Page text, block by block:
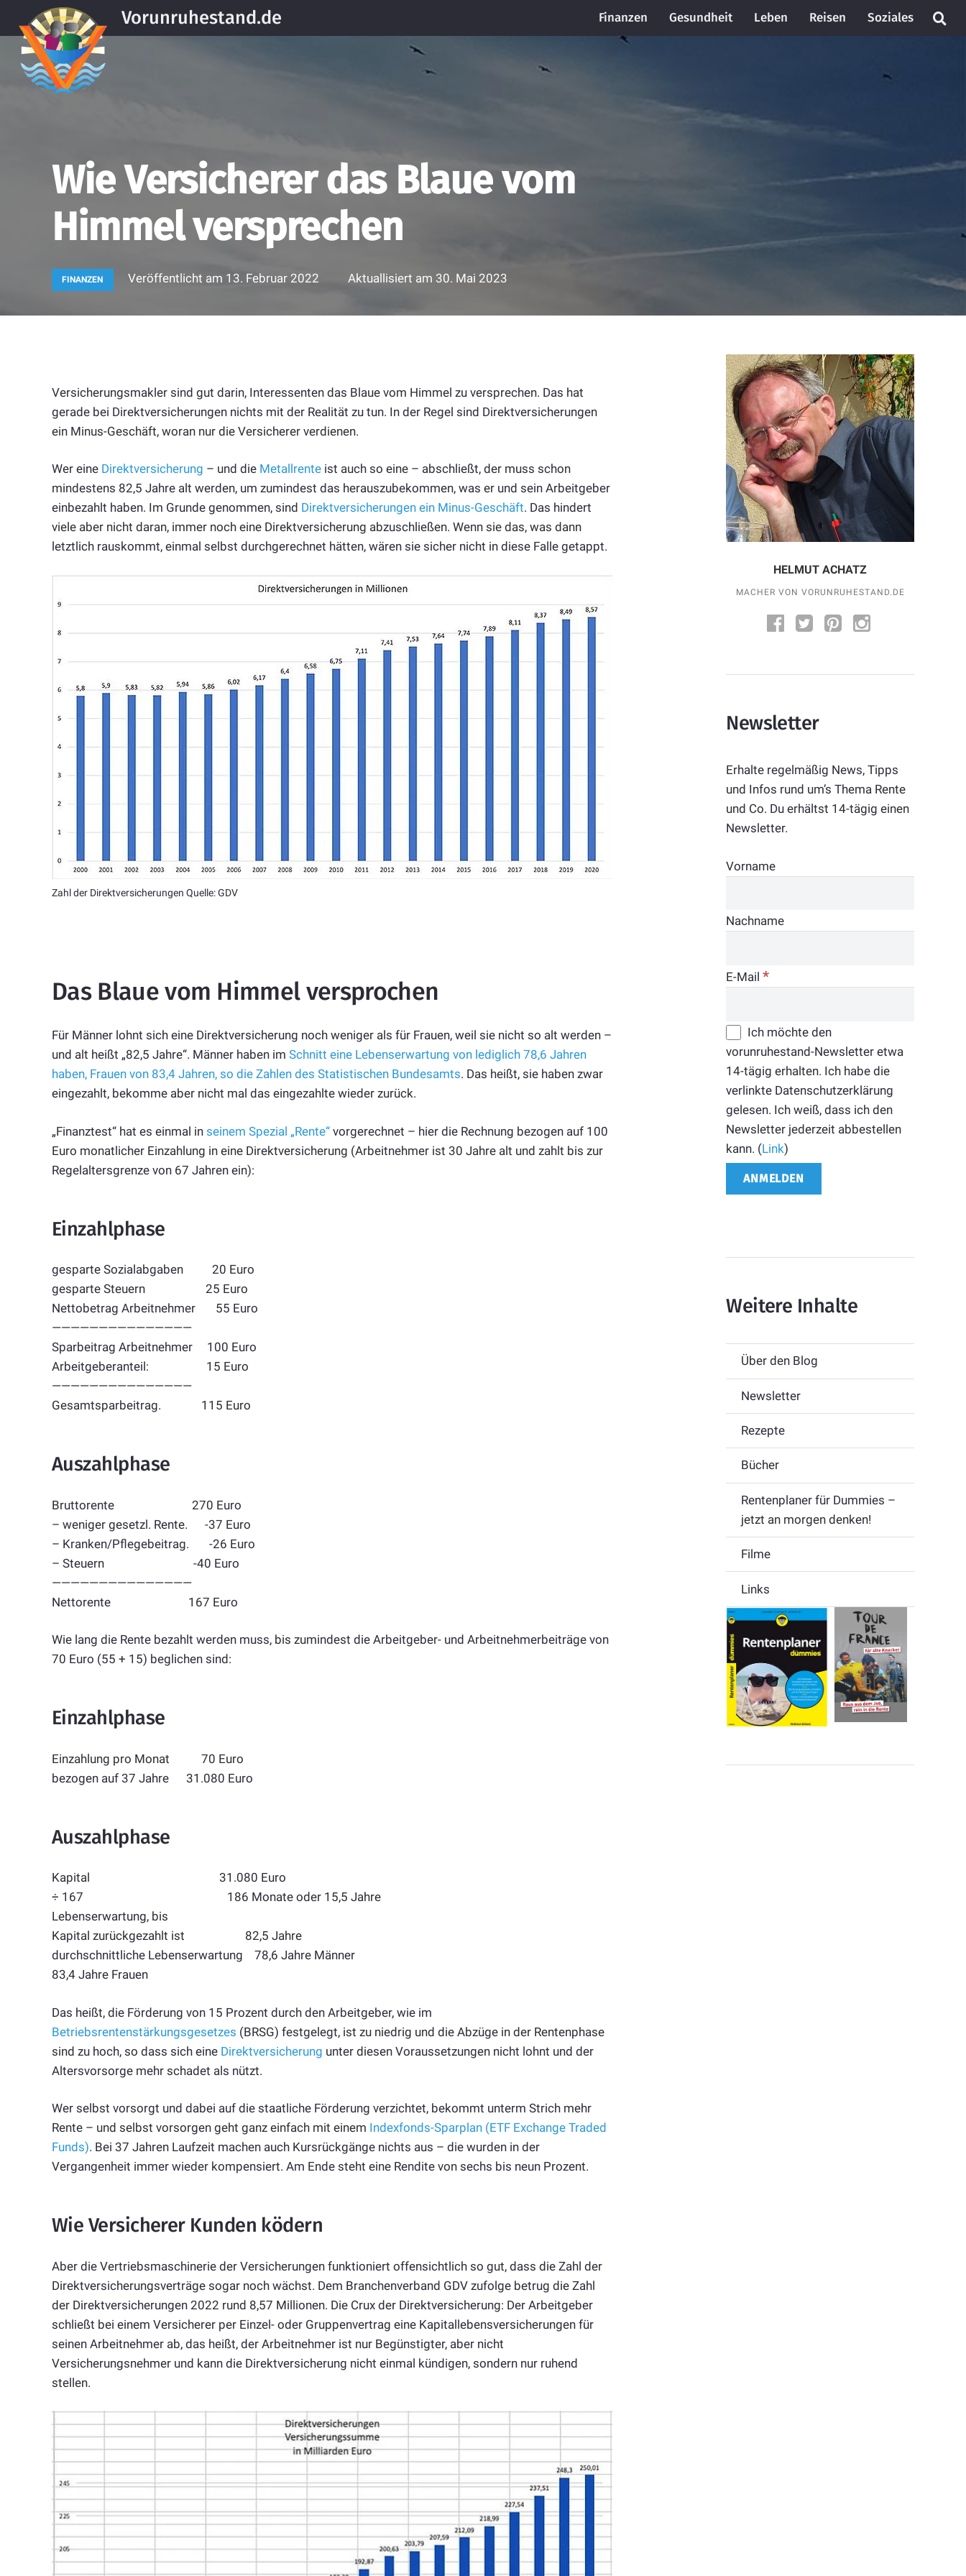
Vorunruhestand.de Finanzen Gesundheit Leben Reisen Soziales
Wie Versicherer das Blaue vom
Himmel versprechen
FINANZEN Veröffentlicht am 13. Februar 2022 Aktuallisiert am 30. Mai 2023
Versicherungsmakler sind gut darin, Interessenten das Blaue vom Himmel zu versprechen. Das hat
gerade bei Direktversicherungen nichts mit der Realität zu tun. In der Regel sind Direktversicherungen
ein Minus-Geschäft, woran nur die Versicherer verdienen.
Wer eine Direktversicherung – und die Metallrente ist auch so eine – abschließt, der muss schon
mindestens 82,5 Jahre alt werden, um zumindest das herauszubekommen, was er und sein Arbeitgeber
einbezahlt haben. Im Grunde genommen, sind Direktversicherungen ein Minus-Geschäft. Das hindert
viele aber nicht daran, immer noch eine Direktversicherung abzuschließen. Wenn sie das, was dann
letztlich rauskommt, einmal selbst durchgerechnet hätten, wären sie sicher nicht in diese Falle getappt.
Zahl der Direktversicherungen Quelle: GDV
Das Blaue vom Himmel versprochen
Für Männer lohnt sich eine Direktversicherung noch weniger als für Frauen, weil sie nicht so alt werden –
und alt heißt „82,5 Jahre“. Männer haben im Schnitt eine Lebenserwartung von lediglich 78,6 Jahren
haben, Frauen von 83,4 Jahren, so die Zahlen des Statistischen Bundesamts. Das heißt, sie haben zwar
eingezahlt, bekomme aber nicht mal das eingezahlte wieder zurück.
„Finanztest“ hat es einmal in seinem Spezial „Rente“ vorgerechnet – hier die Rechnung bezogen auf 100
Euro monatlicher Einzahlung in eine Direktversicherung (Arbeitnehmer ist 30 Jahre alt und zahlt bis zur
Regelaltersgrenze von 67 Jahren ein):
Einzahlphase
gesparte Sozialabgaben 20 Euro
gesparte Steuern 25 Euro
Nettobetrag Arbeitnehmer 55 Euro
———————————————
Sparbeitrag Arbeitnehmer 100 Euro
Arbeitgeberanteil: 15 Euro
———————————————
Gesamtsparbeitrag. 115 Euro
Auszahlphase
Bruttorente 270 Euro
– weniger gesetzl. Rente. -37 Euro
– Kranken/Pflegebeitrag. -26 Euro
– Steuern -40 Euro
———————————————
Nettorente 167 Euro
Wie lang die Rente bezahlt werden muss, bis zumindest die Arbeitgeber- und Arbeitnehmerbeiträge von
70 Euro (55 + 15) beglichen sind:
Einzahlphase
Einzahlung pro Monat 70 Euro
bezogen auf 37 Jahre 31.080 Euro
Auszahlphase
Kapital 31.080 Euro
÷ 167 186 Monate oder 15,5 Jahre
Lebenserwartung, bis
Kapital zurückgezahlt ist 82,5 Jahre
durchschnittliche Lebenserwartung 78,6 Jahre Männer
83,4 Jahre Frauen
Das heißt, die Förderung von 15 Prozent durch den Arbeitgeber, wie im
Betriebsrentenstärkungsgesetzes (BRSG) festgelegt, ist zu niedrig und die Abzüge in der Rentenphase
sind zu hoch, so dass sich eine Direktversicherung unter diesen Voraussetzungen nicht lohnt und der
Altersvorsorge mehr schadet als nützt.
Wer selbst vorsorgt und dabei auf die staatliche Förderung verzichtet, bekommt unterm Strich mehr
Rente – und selbst vorsorgen geht ganz einfach mit einem Indexfonds-Sparplan (ETF Exchange Traded
Funds). Bei 37 Jahren Laufzeit machen auch Kursrückgänge nichts aus – die wurden in der
Vergangenheit immer wieder kompensiert. Am Ende steht eine Rendite von sechs bis neun Prozent.
Wie Versicherer Kunden ködern
Aber die Vertriebsmaschinerie der Versicherungen funktioniert offensichtlich so gut, dass die Zahl der
Direktversicherungsverträge sogar noch wächst. Dem Branchenverband GDV zufolge betrug die Zahl
der Direktversicherungen 2022 rund 8,57 Millionen. Die Crux der Direktversicherung: Der Arbeitgeber
schließt bei einem Versicherer per Einzel- oder Gruppenvertrag eine Kapitallebensversicherungen für
seinen Arbeitnehmer ab, das heißt, der Arbeitnehmer ist nur Begünstigter, aber nicht
Versicherungsnehmer und kann die Direktversicherung nicht einmal kündigen, sondern nur ruhend
stellen.
HELMUT ACHATZ
MACHER VON VORUNRUHESTAND.DE
Newsletter
Erhalte regelmäßig News, Tipps
und Infos rund um’s Thema Rente
und Co. Du erhältst 14-tägig einen
Newsletter.
Vorname
Nachname
E-Mail*
Ich möchte den
vorunruhestand-Newsletter etwa
14-tägig erhalten. Ich habe die
verlinkte Datenschutzerklärung
gelesen. Ich weiß, dass ich den
Newsletter jederzeit abbestellen
kann. (Link)
Weitere Inhalte
Über den Blog
Newsletter
Rezepte
Bücher
Rentenplaner für Dummies –
jetzt an morgen denken!
Filme
Links